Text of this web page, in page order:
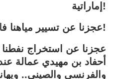
إماراتية!
عجزنا عن تسيير مياهنا فاستعنا بشركة فرنسية!
عجزنا عن استخراج نفطنا
أحفاد بن مهيدي عمالة
والفرنسي والصيني..